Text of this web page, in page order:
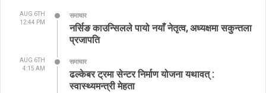
AUG 6TH
12:44 PM
समाचार
नर्सिङ काउन्सिलले पायो नयाँ नेतृत्व, अध्यक्षमा सकुन्तला
प्रजापति
AUG 6TH
4:15 AM
समाचार
ढल्केबर ट्रमा सेन्टर निर्माण योजना यथावत् :
स्वास्थ्यमन्त्री मेहता